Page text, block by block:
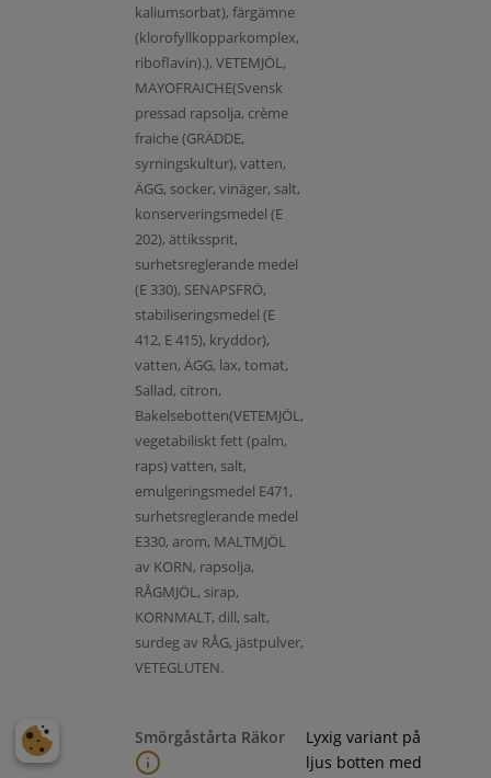
kaliumsorbat), färgämne
(klorofyllkopparkomplex,
riboflavin).), VETEMJÖL,
MAYOFRAICHE(Svensk
pressad rapsolja, crème
fraiche (GRÄDDE,
syrningskultur), vatten,
ÄGG, socker, vinäger, salt,
konserveringsmedel (E
202), ättikssprit,
surhetsreglerande medel
(E 330), SENAPSFRÖ,
stabiliseringsmedel (E
412, E 415), kryddor),
vatten, ÄGG, lax, tomat,
Sallad, citron,
Bakelsebotten(VETEMJÖL,
vegetabiliskt fett (palm,
raps) vatten, salt,
emulgeringsmedel E471,
surhetsreglerande medel
E330, arom, MALTMJÖL
av KORN, rapsolja,
RÅGMJÖL, sirap,
KORNMALT, dill, salt,
surdeg av RÅG, jästpulver,
VETEGLUTEN.
Smörgåstårta Räkor
Lyxig variant på
ljus botten med